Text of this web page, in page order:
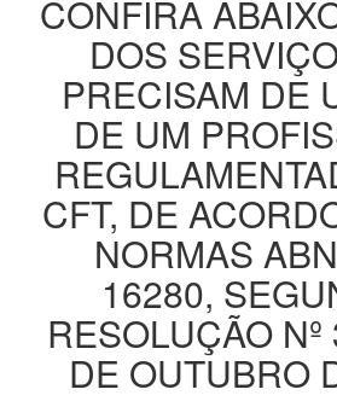
CONFIRA
DOS
PRECISAM DE
DE UM
CFT, DE
NORMAS
16280,
RESOLUÇÃO
DE OUTUBRO